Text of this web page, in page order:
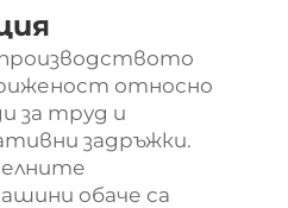
относно
за труд и
задръжки.
обаче са